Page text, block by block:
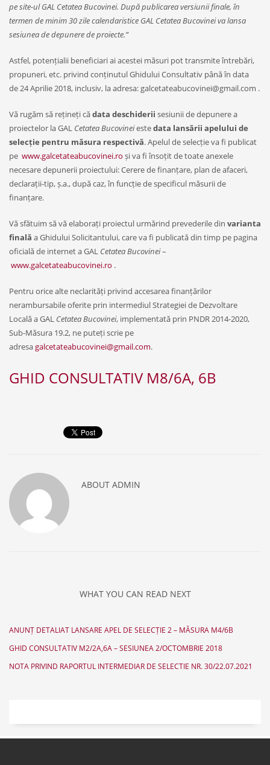
pe site-ul GAL Cetatea Bucovinei. După publicarea versiunii finale, în
termen de minim 30 zile calendaristice GAL Cetatea Bucovinei va lansa
sesiunea de depunere de proiecte.”
Astfel, potențialii beneficiari ai acestei măsuri pot transmite întrebări,
propuneri, etc. privind conținutul Ghidului Consultativ până în data
de 24 Aprilie 2018, inclusiv, la adresa: galcetateabucovinei@gmail.com .
Vă rugăm să rețineți cădata deschiderii sesiunii de depunere a
proiectelor la GAL Cetatea Bucovineiestedata lansării apelului de
selecție pentru măsura respectivă. Apelul de selecție va fi publicat
pe www.galcetateabucovinei.ro și va fi însoțit de toate anexele
necesare depunerii proiectului: Cerere de finanțare, plan de afaceri,
declarații-tip, ș.a., după caz, în funcție de specificul măsurii de
finanțare.
Vă sfătuim să vă elaborați proiectul urmărind prevederile din varianta
finală a Ghidului Solicitantului, care va fi publicată din timp pe pagina
oficială de internet a GAL Cetatea Bucovinei–
www.galcetateabucovinei.ro .
Pentru orice alte neclarități privind accesarea finanțărilor
nerambursabile oferite prin intermediul Strategiei de Dezvoltare
Locală a GAL Cetatea Bucovinei, implementată prin PNDR 2014-2020,
Sub-Măsura 19.2, ne puteți scrie pe
adresagalcetateabucovinei@gmail.com.
GHID CONSULTATIV M8/6A, 6B
ABOUT ADMIN
WHAT YOU CAN READ NEXT
ANUNȚ DETALIAT LANSARE APEL DE SELECȚIE 2 – MĂSURA M4/6B
GHID CONSULTATIV M2/2A,6A – SESIUNEA 2/OCTOMBRIE 2018
NOTA PRIVIND RAPORTUL INTERMEDIAR DE SELECTIE NR. 30/22.07.2021